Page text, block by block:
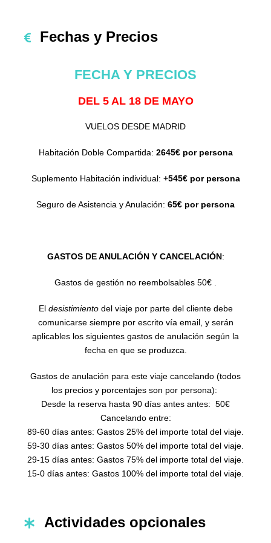
Fechas y Precios
FECHA Y PRECIOS
DEL 5 AL 18 DE MAYO
VUELOS DESDE MADRID
Habitación Doble Compartida: 2645€ por persona
Suplemento Habitación individual: +545€ por persona
Seguro de Asistencia y Anulación: 65€ por persona
GASTOS DE ANULACIÓN Y CANCELACIÓN:
Gastos de gestión no reembolsables 50€ .
El desistimientodel viaje por parte del cliente debe
comunicarse siempre por escrito vía email, y serán
aplicables los siguientes gastos de anulación según la
fecha en que se produzca.
Gastos de anulación para este viaje cancelando (todos
los precios y porcentajes son por persona):
Desde la reserva hasta 90 días antes antes: 50€
Cancelando entre:
89-60 días antes: Gastos 25% del importe total del viaje.
59-30 días antes: Gastos 50% del importe total del viaje.
29-15 días antes: Gastos 75% del importe total del viaje.
15-0 días antes: Gastos 100% del importe total del viaje.
Actividades opcionales